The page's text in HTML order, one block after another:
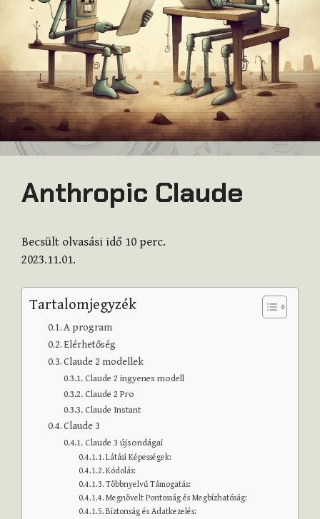
Anthropic Claude
Becsült olvasási idő 10 perc.
2023.11.01.
Tartalomjegyzék
A program
Elérhetőség
Claude 2 modellek
Claude 2 ingyenes modell
Claude 2 Pro
Claude Instant
Claude 3
Claude 3 újsondágai
Látási Képességek:
Kódolás:
Többnyelvű Támogatás:
Megnövelt Pontosság és Megbízhatóság:
Biztonság és Adatkezelés: